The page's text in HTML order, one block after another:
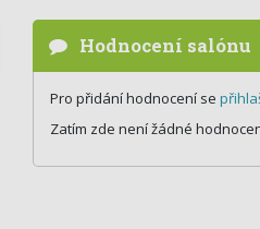
Hodnocení salónu
Pro přidání hodnocení se
Zatím zde není žádné